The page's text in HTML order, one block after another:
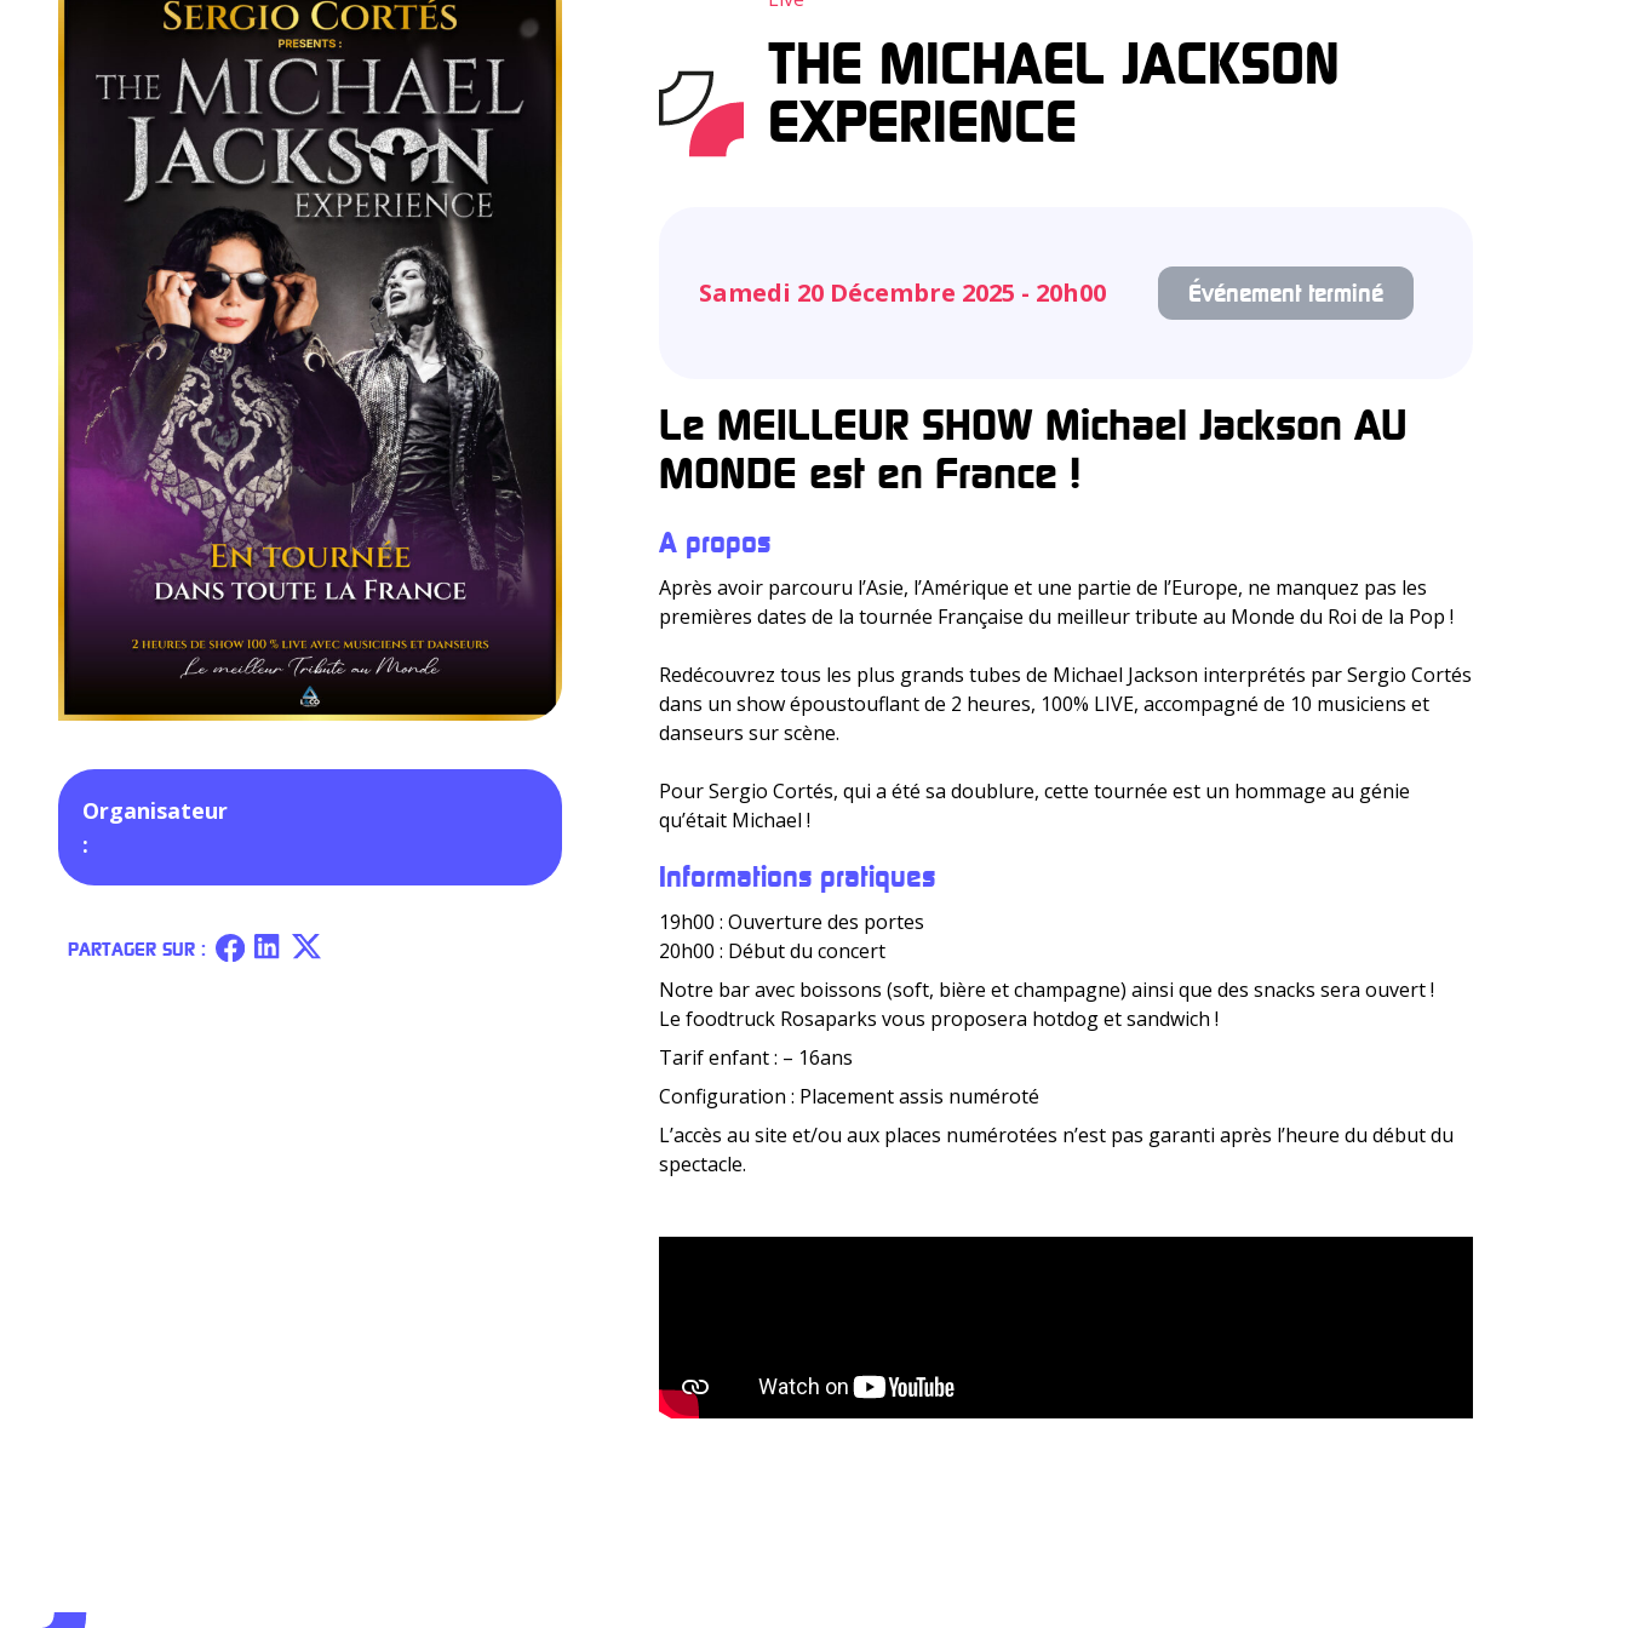
Organisateur
:
PARTAGER SUR :
THE MICHAEL JACKSON
EXPERIENCE
Samedi 20 Décembre 2025 - 20h00 Événement terminé
Le MEILLEUR SHOW Michael Jackson AU
MONDE est en France !
A propos
Après avoir parcouru l’Asie, l’Amérique et une partie de l’Europe, ne manquez pas les
premières dates de la tournée Française du meilleur tribute au Monde du Roi de la Pop !
Redécouvrez tous les plus grands tubes de Michael Jackson interprétés par Sergio Cortés
dans un show époustouflant de 2 heures, 100% LIVE, accompagné de 10 musiciens et
danseurs sur scène.
Pour Sergio Cortés, qui a été sa doublure, cette tournée est un hommage au génie
qu’était Michael !
Informations pratiques
19h00 : Ouverture des portes
20h00 : Début du concert
Notre bar avec boissons (soft, bière et champagne) ainsi que des snacks sera ouvert !
Le foodtruck Rosaparks vous proposera hotdog et sandwich !
Tarif enfant : – 16ans
Configuration : Placement assis numéroté
L’accès au site et/ou aux places numérotées n’est pas garanti après l’heure du début du
spectacle.